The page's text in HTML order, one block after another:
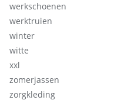
werkschoenen
werktruien
winter
witte
xxl
zomerjassen
zorgkleding